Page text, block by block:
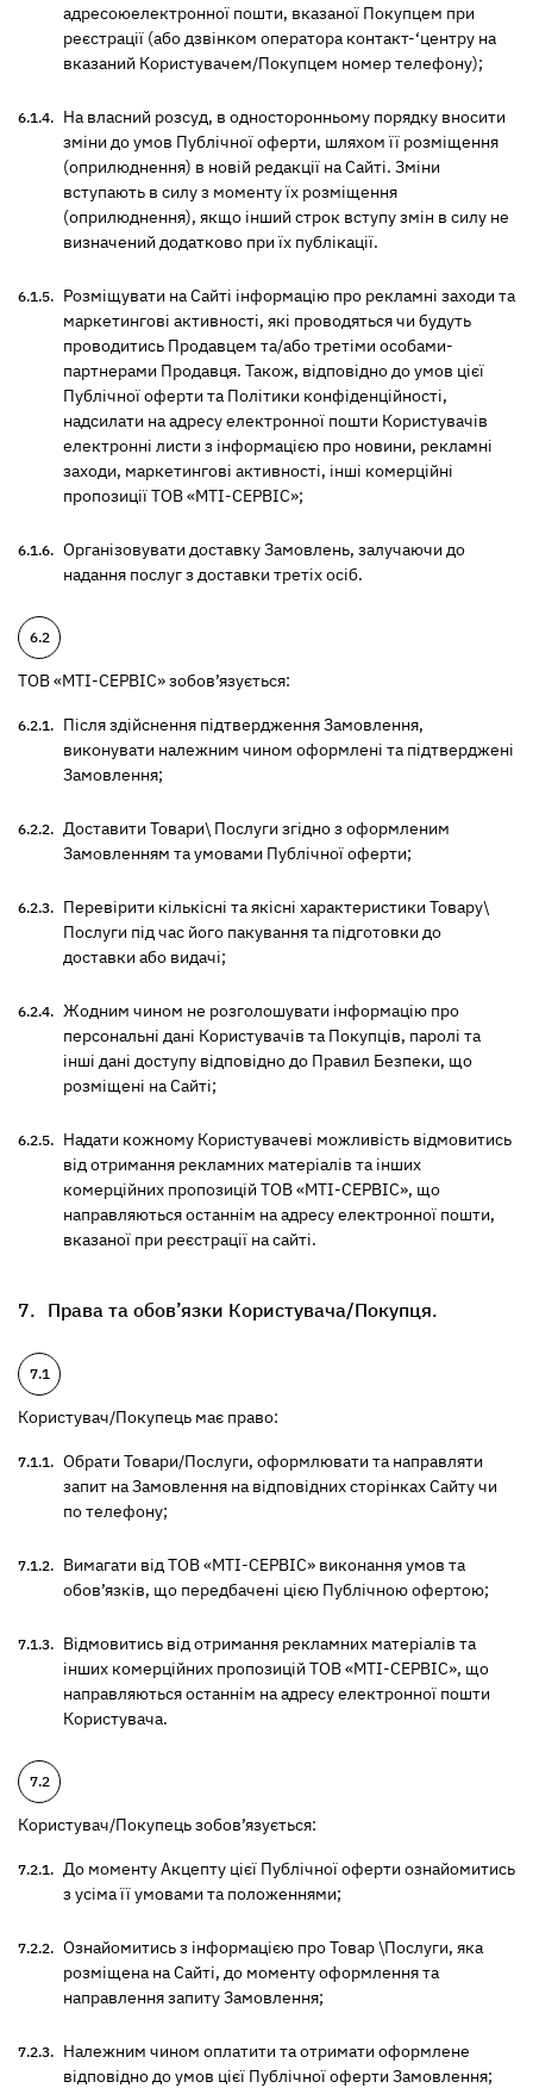
адресоюелектронної пошти, вказаної Покупцем при
реєстрації (або дзвінком оператора контакт-‘центру на
вказаний Користувачем/Покупцем номер телефону);
На власний розсуд, в односторонньому порядку вносити
зміни до умов Публічної оферти, шляхом її розміщення
(оприлюднення) в новій редакції на Сайті. Зміни
вступають в силу з моменту їх розміщення
(оприлюднення), якщо інший строк вступу змін в силу не
визначений додатково при їх публікації.
Розміщувати на Сайті інформацію про рекламні заходи та
маркетингові активності, які проводяться чи будуть
проводитись Продавцем та/або третіми особами-
партнерами Продавця. Також, відповідно до умов цієї
Публічної оферти та Політики конфіденційності,
надсилати на адресу електронної пошти Користувачів
електронні листи з інформацією про новини, рекламні
заходи, маркетингові активності, інші комерційні
пропозиції ТОВ «МТІ-СЕРВІС»;
Організовувати доставку Замовлень, залучаючи до
надання послуг з доставки третіх осіб.
ТОВ «МТІ-СЕРВІС» зобов’язується:
Після здійснення підтвердження Замовлення,
виконувати належним чином оформлені та підтверджені
Замовлення;
Доставити Товари\ Послуги згідно з оформленим
Замовленням та умовами Публічної оферти;
Перевірити кількісні та якісні характеристики Товару\
Послуги під час його пакування та підготовки до
доставки або видачі;
Жодним чином не розголошувати інформацію про
персональні дані Користувачів та Покупців, паролі та
інші дані доступу відповідно до Правил Безпеки, що
розміщені на Сайті;
Надати кожному Користувачеві можливість відмовитись
від отримання рекламних матеріалів та інших
комерційних пропозицій ТОВ «МТІ-СЕРВІС», що
направляються останнім на адресу електронної пошти,
вказаної при реєстрації на сайті.
Права та обов’язки Користувача/Покупця.
Користувач/Покупець має право:
Обрати Товари/Послуги, оформлювати та направляти
запит на Замовлення на відповідних сторінках Сайту чи
по телефону;
Вимагати від ТОВ «МТІ-СЕРВІС» виконання умов та
обов’язків, що передбачені цією Публічною офертою;
Відмовитись від отримання рекламних матеріалів та
інших комерційних пропозицій ТОВ «МТІ-СЕРВІС», що
направляються останнім на адресу електронної пошти
Користувача.
Користувач/Покупець зобов’язується:
До моменту Акцепту цієї Публічної оферти ознайомитись
з усіма її умовами та положеннями;
Ознайомитись з інформацією про Товар \Послуги, яка
розміщена на Сайті, до моменту оформлення та
направлення запиту Замовлення;
Належним чином оплатити та отримати оформлене
відповідно до умов цієї Публічної оферти Замовлення;